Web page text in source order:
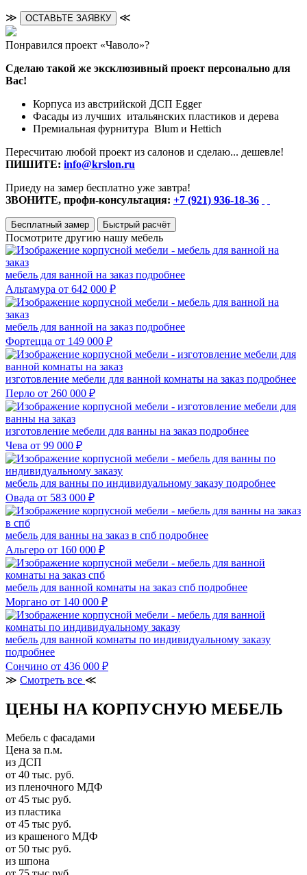
≫ ОСТАВЬТЕ ЗАЯВКУ ≪
Понравился проект «Чаволо»?
Сделаю такой же эксклюзивный проект персонально для
Вас!
Корпуса из австрийской ДСП Egger
Фасады из лучших итальянских пластиков и дерева
Премиальная фурнитура Blum и Hettich
Пересчитаю любой проект из салонов и сделаю... дешевле!
ПИШИТЕ: info@krslon.ru
Приеду на замер бесплатно уже завтра!
ЗВОНИТЕ, профи-консультация: +7 (921) 936-18-36
Бесплатный замер Быстрый расчёт
Посмотрите другию нашу мебель
мебель для ванной на заказ подробнее
Альтамура от 642 000 ₽
мебель для ванной на заказ подробнее
Фортецца от 149 000 ₽
изготовление мебели для ванной комнаты на заказ подробнее
Перло от 260 000 ₽
изготовление мебели для ванны на заказ подробнее
Чева от 99 000 ₽
мебель для ванны по индивидуальному заказу подробнее
Овада от 583 000 ₽
мебель для ванны на заказ в спб подробнее
Альгеро от 160 000 ₽
мебель для ванной комнаты на заказ спб подробнее
Моргано от 140 000 ₽
мебель для ванной комнаты по индивидуальному заказу
подробнее
Сончино от 436 000 ₽
≫ Смотреть все ≪
ЦЕНЫ НА КОРПУСНУЮ МЕБЕЛЬ
Мебель с фасадами
Цена за п.м.
из ДСП
от 40 тыс. руб.
из пленочного МДФ
от 45 тыс руб.
из пластика
от 45 тыс руб.
из крашеного МДФ
от 50 тыс руб.
из шпона